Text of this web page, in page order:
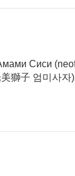
Сиси
獅子 엄미사자)